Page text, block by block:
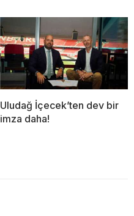
Uludağ İçecek’ten dev bir
imza daha!